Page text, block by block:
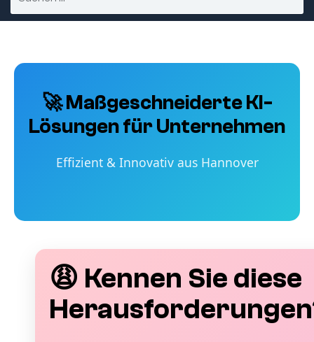
🚀 Maßgeschneiderte KI-
Lösungen für Unternehmen
Effizient & Innovativ aus Hannover
😩 Kennen Sie diese